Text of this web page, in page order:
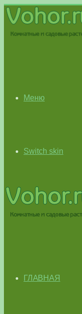
Меню
Switch skin
ГЛАВНАЯ